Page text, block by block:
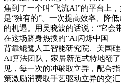
焦到了一个叫“飞流AI”的平台上
是“独有的”。一次提高效率、降
的机遇。用吴晓波的话说：“它会
在这场跻身热搜的“AI闪烁中国
背靠鲲鹭人工智能研究院、美国
AI算法团队，家居新范式特地翻
见，每一次的冲破取立异，配合
策激励消费取手艺驱动立异的交